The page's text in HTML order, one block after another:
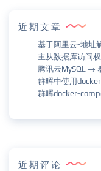
近期文章
基于阿里云-地
主从数据库访问
腾讯云MySQL →
群晖中使用
群晖docker-
近期评论